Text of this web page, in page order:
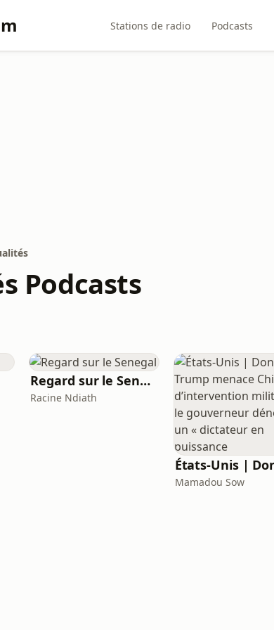
Stations de radio Podcasts
Podcasts
Regard sur le Senegal
Racine Ndiath
Mamadou Sow